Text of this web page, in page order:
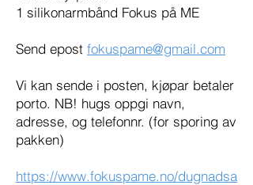
1 silikonarmbånd Fokus på ME
Send epost fokuspame@gmail.com
Vi kan sende i posten, kjøpar betaler
porto. NB! hugs oppgi navn,
adresse, og telefonnr. (for sporing av
pakken)
https://www.fokuspame.no/dugnadsa